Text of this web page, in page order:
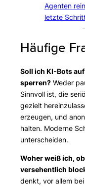
Agenten
letzte
Häufige
Soll ich KI-Bots
sperren? Weder
Sinnvoll ist, die
gezielt
erzeugen, und
halten. Moderne
unterscheiden.
Woher weiß ich,
versehentlich
denkt, vor allem